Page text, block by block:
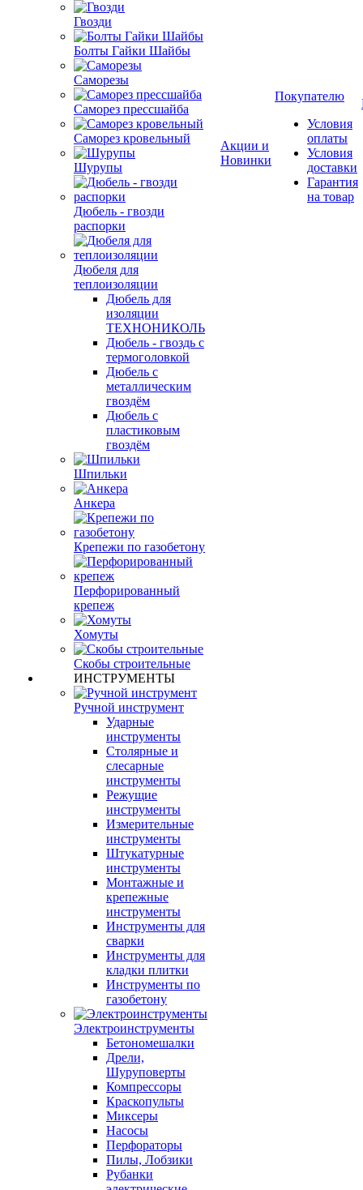
Гвозди
Болты Гайки Шайбы
Саморезы
Саморез прессшайба
Саморез кровельный
Шурупы
Дюбель - гвозди
распорки
Дюбеля для
теплоизоляции
Дюбель для
изоляции
ТЕХНОНИКОЛЬ
Дюбель - гвоздь с
термоголовкой
Дюбель с
металлическим
гвоздём
Дюбель с
пластиковым
гвоздём
Шпильки
Анкера
Крепежи по газобетону
Перфорированный
крепеж
Хомуты
Скобы строительные
ИНСТРУМЕНТЫ
Ручной инструмент
Ударные
инструменты
Столярные и
слесарные
инструменты
Режущие
инструменты
Измерительные
инструменты
Штукатурные
инструменты
Монтажные и
крепежные
инструменты
Инструменты для
сварки
Инструменты для
кладки плитки
Инструменты по
газобетону
Электроинструменты
Бетономешалки
Дрели,
Шуруповерты
Компрессоры
Краскопульты
Миксеры
Насосы
Перфораторы
Пилы, Лобзики
Рубанки
Акции и
Новинки
Покупателю
Условия
оплаты
Условия
доставки
Гарантия
на товар